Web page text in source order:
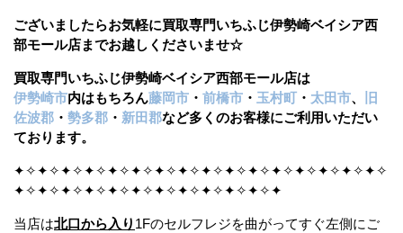
ございましたらお気軽に買取専門いちふじ伊勢崎ベイシア西
部モール店までお越しくださいませ☆
買取専門いちふじ伊勢崎ベイシア西部モール店は
伊勢崎市内はもちろん藤岡市 ・ 前橋市 ・ 玉村町 ・ 太田市、
旧
佐波郡 ・ 勢多郡 ・ 新田郡など多くのお客様にご利用いただい
ております。
✦✧✦✧✦✧✦✧✦✧✦✧✦✧✦✧✦✧✦✧✦✧✦✧✦✧✦✧✦✧✦✧
✦✧✦✧✦✧✦✧✦✧✦✧✦✧✦✧✦✧✦✧✦✧✦
当店は北口から入り 1Fのセルフレジを曲がってすぐ左側にご